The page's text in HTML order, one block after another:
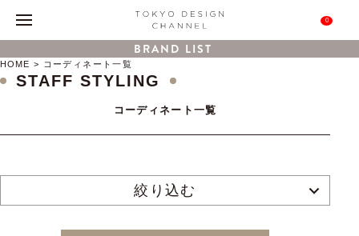
0
BRAND LIST
HOME コーディネート一覧
STAFF STYLING
コーディネート一覧
絞り込む